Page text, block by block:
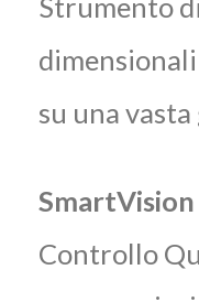
Strumento
su una
SmartVision
Controllo